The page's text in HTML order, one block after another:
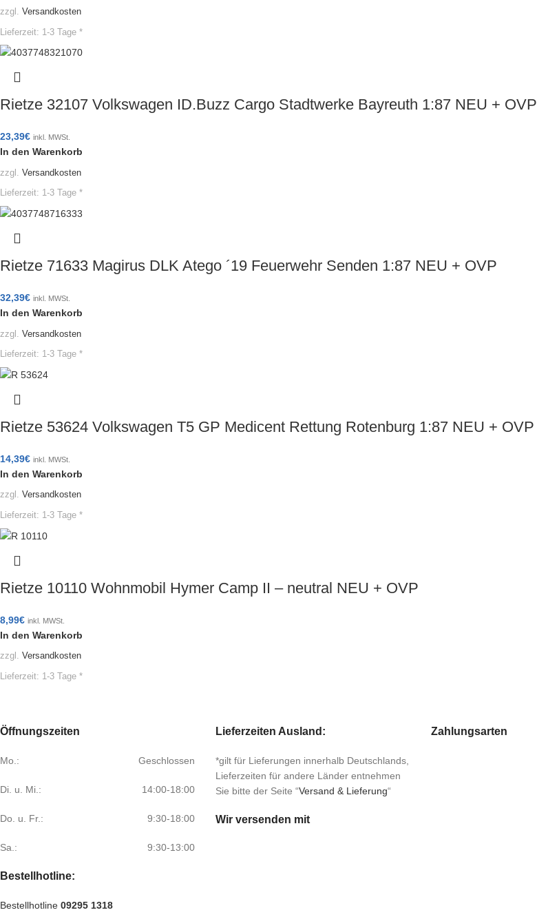
zzgl. Versandkosten
Lieferzeit: 1-3 Tage *
Rietze 32107 Volkswagen ID.Buzz Cargo Stadtwerke Bayreuth 1:87 NEU + OVP
23,39€ inkl. MWSt.
In den Warenkorb
zzgl. Versandkosten
Lieferzeit: 1-3 Tage *
Rietze 71633 Magirus DLK Atego ´19 Feuerwehr Senden 1:87 NEU + OVP
32,39€ inkl. MWSt.
In den Warenkorb
zzgl. Versandkosten
Lieferzeit: 1-3 Tage *
Rietze 53624 Volkswagen T5 GP Medicent Rettung Rotenburg 1:87 NEU + OVP
14,39€ inkl. MWSt.
In den Warenkorb
zzgl. Versandkosten
Lieferzeit: 1-3 Tage *
Rietze 10110 Wohnmobil Hymer Camp II – neutral NEU + OVP
8,99€ inkl. MWSt.
In den Warenkorb
zzgl. Versandkosten
Lieferzeit: 1-3 Tage *
Öffnungszeiten
Mo.: Geschlossen
Di. u. Mi.: 14:00-18:00
Do. u. Fr.: 9:30-18:00
Sa.: 9:30-13:00
Bestellhotline:
Bestellhotline 09295 1318
Lieferzeiten Ausland:
*gilt für Lieferungen innerhalb Deutschlands,
Lieferzeiten für andere Länder entnehmen
Sie bitte der Seite “Versand & Lieferung“
Wir versenden mit
Zahlungsarten